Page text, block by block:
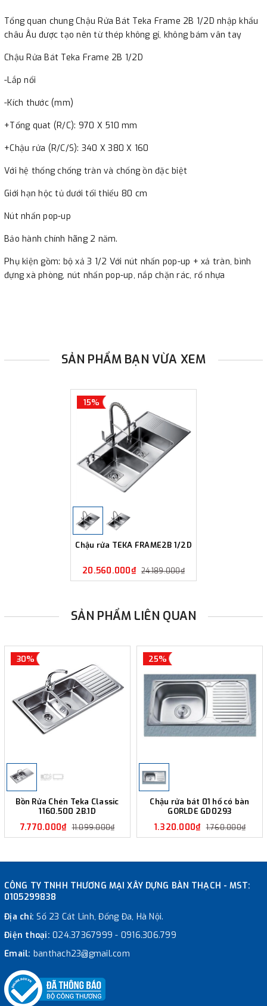
Tổng quan chung Chậu Rửa Bát Teka Frame 2B 1/2D nhập khẩu
châu Âu được tạo nên từ thép không gỉ, không bám vân tay
Chậu Rửa Bát Teka Frame 2B 1/2D
-Lắp nổi
-Kích thước (mm)
+Tổng quat (R/C): 970 X 510 mm
+Chậu rửa (R/C/S): 340 X 380 X 160
Với hệ thống chống tràn và chống ồn đặc biệt
Giới hạn hộc tủ dưới tối thiểu 80 cm
Nút nhấn pop-up
Bảo hành chính hãng 2 năm.
Phụ kiện gồm: bộ xả 3 1/2 Với nút nhấn pop-up + xả tràn, bình
đựng xà phòng, nút nhấn pop-up, nắp chặn rác, rổ nhựa
SẢN PHẨM BẠN VỪA XEM
15%
Chậu rửa TEKA FRAME2B 1/2D
20.560.000₫ 24.189.000₫
SẢN PHẨM LIÊN QUAN
30%
Bồn Rửa Chén Teka Classic
1160.500 2B.1D
7.770.000₫ 11.099.000₫
25%
Chậu rửa bát 01 hố có bàn
GORLDE GD0293
1.320.000₫ 1.760.000₫
CÔNG TY TNHH THƯƠNG MẠI XÂY DỰNG BÀN THẠCH - MST:
0105299838
Địa chỉ:Số 23 Cát Linh, Đống Đa, Hà Nội.
Điện thoại: 024.37367999 - 0916.306.799
Email: banthach23@gmail.com